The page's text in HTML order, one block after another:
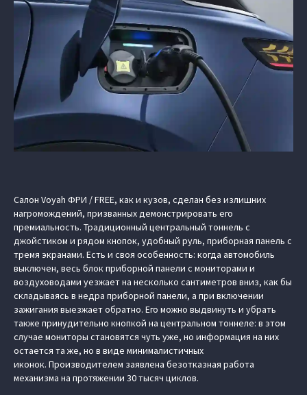
Салон Voyah ФРИ / FREE, как и кузов, сделан без излишних
нагромождений, призванных демонстрировать его
премиальность. Традиционный центральный тоннель с
джойстиком и рядом кнопок, удобный руль, приборная панель с
тремя экранами. Есть и своя особенность: когда автомобиль
выключен, весь блок приборной панели с мониторами и
воздуховодами уезжает на несколько сантиметров вниз, как бы
складываясь в недра приборной панели, а при включении
зажигания выезжает обратно. Его можно выдвинуть и убрать
также принудительно кнопкой на центральном тоннеле: в этом
случае мониторы становятся чуть уже, но информация на них
остается та же, но в виде минималистичных
иконок. Производителем заявлена безотказная работа
механизма на протяжении 30 тысяч циклов.